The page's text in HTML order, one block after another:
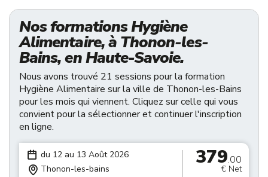
Nos formations Hygiène
Alimentaire, à Thonon-les-
Bains, en Haute-Savoie.
Nous avons trouvé 21 sessions pour la formation
Hygiène Alimentaire sur la ville de Thonon-les-Bains
pour les mois qui viennent. Cliquez sur celle qui vous
convient pour la sélectionner et continuer l'inscription
en ligne.
du 12 au 13 Août 2026
Thonon-les-bains
379.00
€ Net